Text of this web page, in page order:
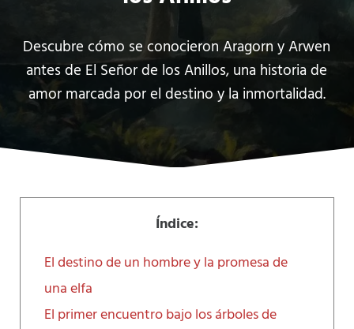
Descubre cómo se conocieron Aragorn y Arwen
antes de El Señor de los Anillos, una historia de
amor marcada por el destino y la inmortalidad.
Índice:
El destino de un hombre y la promesa de
una elfa
El primer encuentro bajo los árboles de